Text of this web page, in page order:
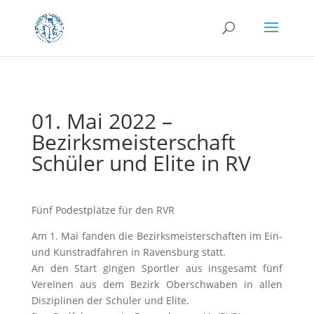
01. Mai 2022 –
Bezirksmeisterschaft
Schüler und Elite in RV
Fünf Podestplätze für den RVR
Am 1. Mai fanden die Bezirksmeisterschaften im Ein-
und Kunstradfahren in Ravensburg statt.
An den Start gingen Sportler aus insgesamt fünf
Vereinen aus dem Bezirk Oberschwaben in allen
Disziplinen der Schüler und Elite.